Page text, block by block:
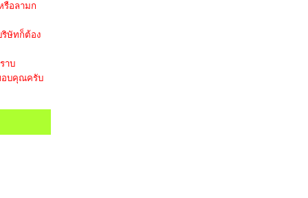
รือลามก
ษัทก็ต้อง
าบ
บคุณครับ